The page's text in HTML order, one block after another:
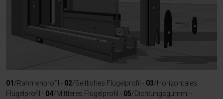
01 /Rahmenprofil - 02/Seitliches Flügelprofil - 03/Horizontales
Flügelprofil - 04/Mittleres Flügelprofil - 05/Dichtungsgummi -